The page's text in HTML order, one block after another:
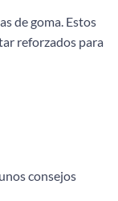
de goma. Estos
reforzados para
consejos